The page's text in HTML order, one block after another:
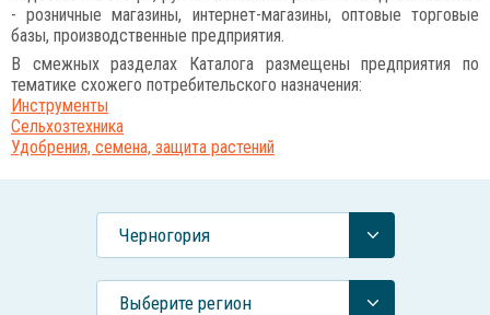
- розничные магазины, интернет-магазины, оптовые торговые
базы, производственные предприятия.
В смежных разделах Каталога размещены предприятия по
тематике схожего потребительского назначения:
Инструменты
Сельхозтехника
Удобрения, семена, защита растений
Черногория
Выберите регион